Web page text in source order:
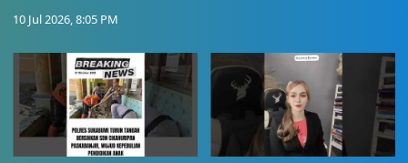
10 Jul 2026, 8:05 PM